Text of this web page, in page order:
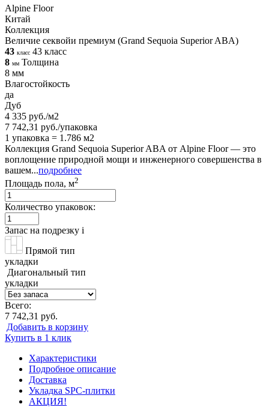
Alpine Floor
Китай
Коллекция
Величие секвойи премиум (Grand Sequoia Superior ABA)
43 класс 43 класс
8 мм Толщина
8 мм
Влагостойкость
да
Дуб
4 335 руб./м2
7 742,31 руб./упаковка
1 упаковка = 1.786 м2
Коллекция Grand Sequoia Superior ABA от Alpine Floor — это
воплощение природной мощи и инженерного совершенства в
вашем...подробнее
Площадь пола, м2
Количество упаковок:
Запас на подрезку i
Прямой тип
укладки
Диагональный тип
укладки
Всего:
7 742,31 руб.
Добавить в корзину
Купить в 1 клик
Характеристики
Подробное описание
Доставка
Укладка SPC-плитки
АКЦИЯ!